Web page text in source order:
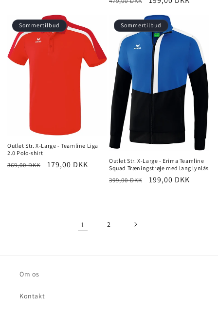
Sommertilbud
Outlet Str. X-Large - Teamline Liga
2.0 Polo-shirt
Normalpris
369,00 DKK Udsalgspris
179,00 DKK
Sommertilbud
Outlet Str. X-Large - Erima Teamline
Squad Træningstrøje med lang lynlås
Normalpris
399,00 DKK Udsalgspris
199,00 DKK
1 2
Om os
Kontakt